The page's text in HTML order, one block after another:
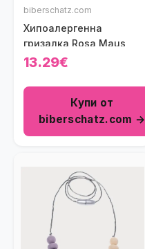
biberschatz.com
Хипоалергенна
гризалка Rosa Maus
13.29€
Купи от
biberschatz.com →